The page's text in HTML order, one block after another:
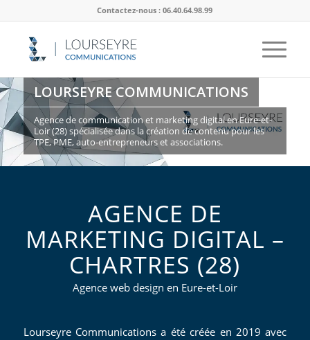
Contactez-nous : 06.40.64.98.99
LOURSEYRE COMMUNICATIONS
Agence de communication et marketing digital en Eure-et-
Loir (28) spécialisée dans la création de contenu pour les
TPE, PME, auto-entrepreneurs et associations.
AGENCE DE
MARKETING DIGITAL –
CHARTRES (28)
Agence web design en Eure-et-Loir
Lourseyre Communications a été créée en 2019 avec